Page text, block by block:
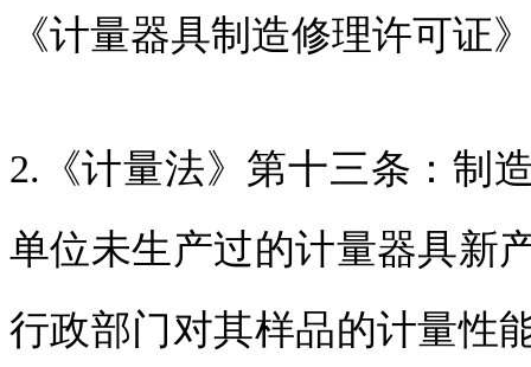
《计量器具制造修理许可证
2.《计量法》第十三条：制
单位未生产过的计量器具新
行政部门对其样品的计量性